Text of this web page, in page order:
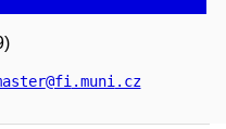
@fi .muni .cz